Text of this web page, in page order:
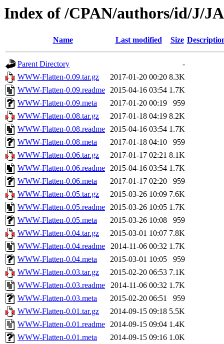
Index of /CPAN/authors/id/J/
Name Last modified Size
Parent Directory
-
WWW-Flatten-0.09.tar.gz
2017-01-20 00:20 8.3K
WWW-Flatten-0.09.readme 2015-04-16 03:54 1.7K
WWW-Flatten-0.09.meta
2017-01-20 00:19
959
WWW-Flatten-0.08.tar.gz
2017-01-18 04:19 8.2K
WWW-Flatten-0.08.readme 2015-04-16 03:54 1.7K
WWW-Flatten-0.08.meta
2017-01-18 04:10
959
WWW-Flatten-0.06.tar.gz
2017-01-17 02:21 8.1K
WWW-Flatten-0.06.readme 2015-04-16 03:54 1.7K
WWW-Flatten-0.06.meta
2017-01-17 02:20
959
WWW-Flatten-0.05.tar.gz
2015-03-26 10:09 7.6K
WWW-Flatten-0.05.readme 2015-03-26 10:05 1.7K
WWW-Flatten-0.05.meta
2015-03-26 10:08
959
WWW-Flatten-0.04.tar.gz
2015-03-01 10:07 7.8K
WWW-Flatten-0.04.readme
2014-11-06 00:32 1.7K
WWW-Flatten-0.04.meta
2015-03-01 10:05
959
WWW-Flatten-0.03.tar.gz
2015-02-20 06:53 7.1K
WWW-Flatten-0.03.readme
2014-11-06 00:32 1.7K
WWW-Flatten-0.03.meta
2015-02-20 06:51
959
WWW-Flatten-0.01.tar.gz
2014-09-15 09:18 5.5K
WWW-Flatten-0.01.readme 2014-09-15 09:04 1.4K
WWW-Flatten-0.01.meta
2014-09-15 09:16 1.0K